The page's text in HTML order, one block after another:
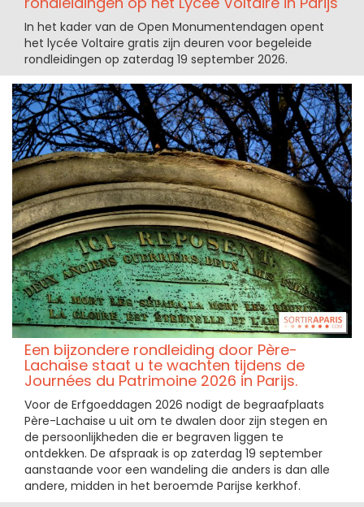
In het kader van de Open Monumentendagen opent
het lycée Voltaire gratis zijn deuren voor begeleide
rondleidingen op zaterdag 19 september 2026.
Een bijzondere rondleiding door Père-
Lachaise staat u te wachten tijdens de
Journées du Patrimoine 2026 in Parijs.
Voor de Erfgoeddagen 2026 nodigt de begraafplaats
Père-Lachaise u uit om te dwalen door zijn stegen en
de persoonlijkheden die er begraven liggen te
ontdekken. De afspraak is op zaterdag 19 september
aanstaande voor een wandeling die anders is dan alle
andere, midden in het beroemde Parijse kerkhof.